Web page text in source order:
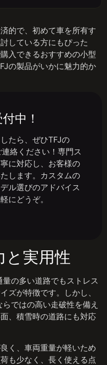
的で、初めて車を所有す
している方にもぴった
入できるおすすめの小型
の製品がいかに魅力的か
中！
たら、ぜひTFJの
絡ください！専門ス
に対応し、お客様の
します。カスタムの
ル選びのアドバイス
にどうぞ。
と実用性
の多い道路でもストレス
ズが特徴です。しかし、
ではの高い走破性を備え
、積雪時の道路にも対応
く、車両重量が軽いため
も少なく、長く使える点